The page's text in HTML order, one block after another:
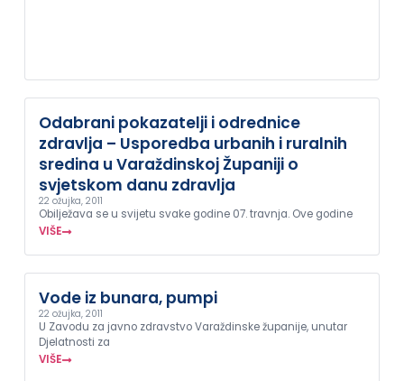
Odabrani pokazatelji i odrednice
zdravlja – Usporedba urbanih i ruralnih
sredina u Varaždinskoj Županiji o
svjetskom danu zdravlja
22 ožujka, 2011
Obilježava se u svijetu svake godine 07. travnja. Ove godine
VIŠE
Vode iz bunara, pumpi
22 ožujka, 2011
U Zavodu za javno zdravstvo Varaždinske županije, unutar
Djelatnosti za
VIŠE